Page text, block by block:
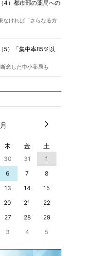
4）都市部の薬局への
なければ「さらなる方
5）「集中率85％以
念した中小薬局も
木 金 土
30 31
1
6 7
8
13 14
15
20 21
22
27 28
29
3 4 5